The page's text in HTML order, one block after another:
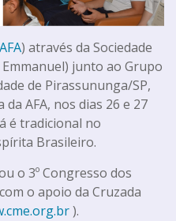
) através da Sociedade
junto ao Grupo
de Pirassununga/SP,
AFA, nos dias 26 e 27
é tradicional no
Brasileiro.
o 3º Congresso dos
o apoio da Cruzada
).